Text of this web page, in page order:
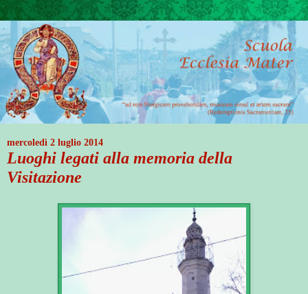
mercoledì 2 luglio 2014
Luoghi legati alla memoria della
Visitazione